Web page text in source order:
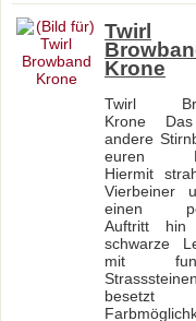
Twirl
Krone
Twirl
Krone
andere
euren
Hiermit
Vierbeiner
einen
Auftritt
schwarze
mit
Strasssteinen